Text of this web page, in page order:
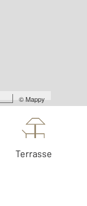
©Mappy
Terrasse